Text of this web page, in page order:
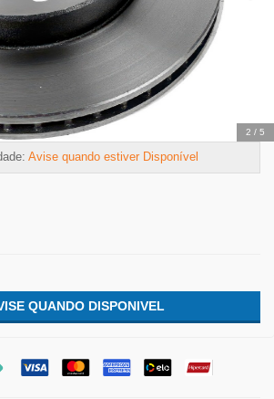
2 / 5
Avise quando estiver Disponível
QUANDO DISPONIVEL